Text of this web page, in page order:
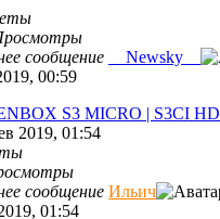
сообщение
__Newsky__
00:59
S3 MICRO | S3CI HD
2019, 01:54
сообщение Ильич
01:54